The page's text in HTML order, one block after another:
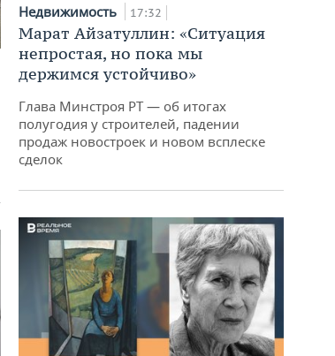
Недвижимость 17:32
Марат Айзатуллин: «Ситуация
непростая, но пока мы
держимся устойчиво»
Глава Минстроя РТ — об итогах
полугодия у строителей, падении
продаж новостроек и новом всплеске
сделок